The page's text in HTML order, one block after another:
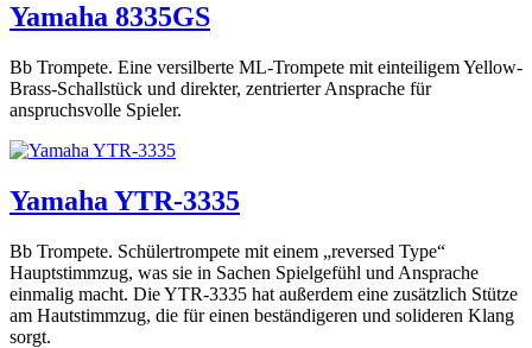
Yamaha 8335GS
Bb Trompete. Eine versilberte ML-Trompete mit einteiligem Yellow-
Brass-Schallstück und direkter, zentrierter Ansprache für
anspruchsvolle Spieler.
Yamaha YTR-3335
Bb Trompete. Schülertrompete mit einem „reversed Type“
Hauptstimmzug, was sie in Sachen Spielgefühl und Ansprache
einmalig macht. Die YTR-3335 hat außerdem eine zusätzlich Stütze
am Hautstimmzug, die für einen beständigeren und solideren Klang
sorgt.